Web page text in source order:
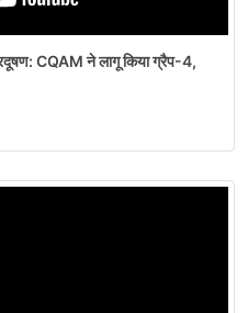
CQAM ने लागू किया ग्रैप-4,